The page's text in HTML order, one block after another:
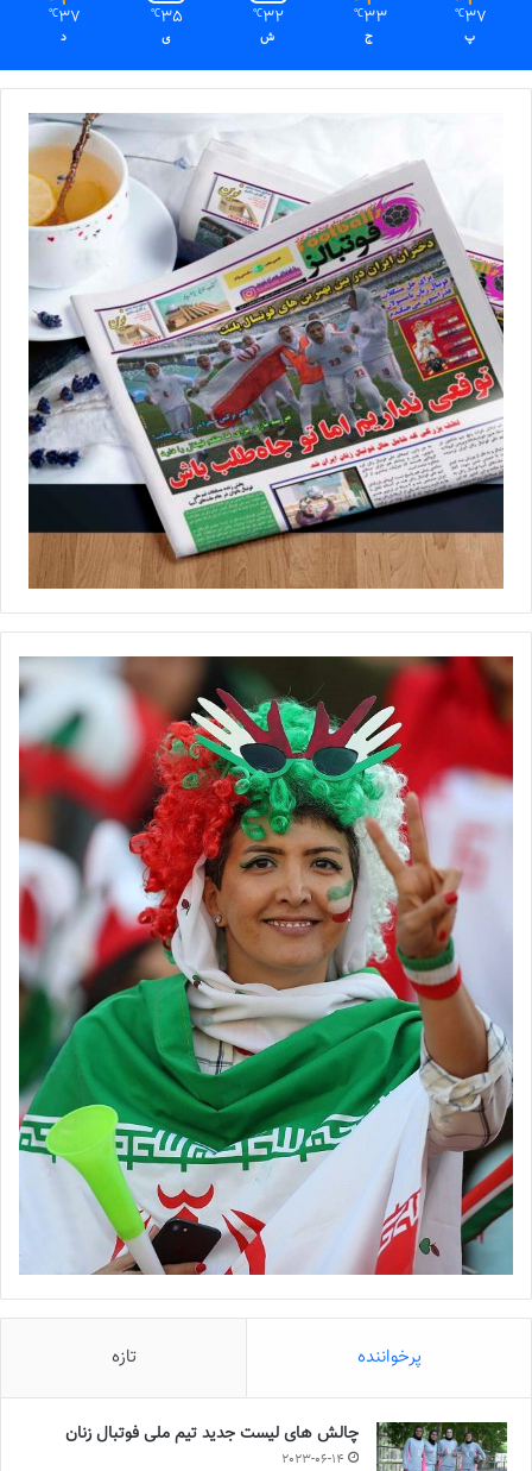
37
℃
پ
33
℃
ج
32
℃
ش
35
℃
ی
37
℃
د
پرخواننده تازه
چالش هاى ليست جدید تيم ملى فوتبال زنان
2023-06-14